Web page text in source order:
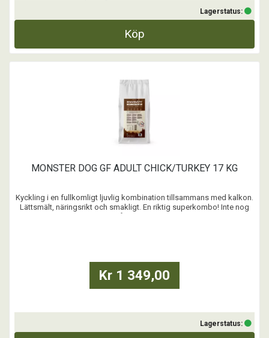
Lagerstatus:
Köp
MONSTER DOG GF ADULT CHICK/TURKEY 17 KG
Kyckling i en fullkomligt ljuvlig kombination tillsammans med kalkon.
Lättsmält, näringsrikt och smakligt. En riktig superkombo! Inte nog
Kr 1 349,00
Lagerstatus: